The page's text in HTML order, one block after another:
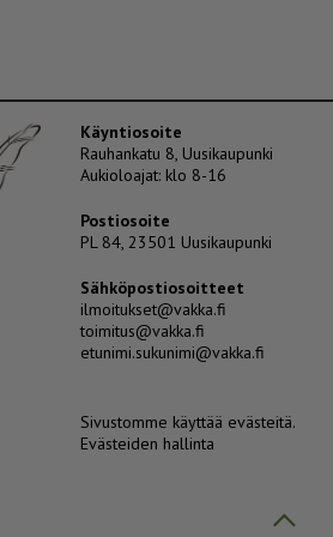
Käyntiosoite
Rauhankatu 8, Uusikaupunki
Aukioloajat: klo 8-16
Postiosoite
PL 84, 23501 Uusikaupunki
Sähköpostiosoitteet
ilmoitukset@vakka.fi
toimitus@vakka.fi
etunimi.sukunimi@vakka.fi
Sivustomme käyttää evästeitä.
Evästeiden hallinta